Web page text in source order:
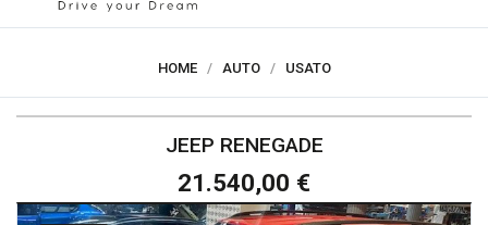
HOME / AUTO / USATO
JEEP RENEGADE
21.540,00 €